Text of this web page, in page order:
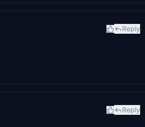
Reply
Reply